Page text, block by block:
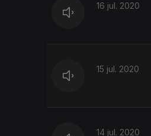
16 jul. 2020
15 jul. 2020
14 jul. 2020